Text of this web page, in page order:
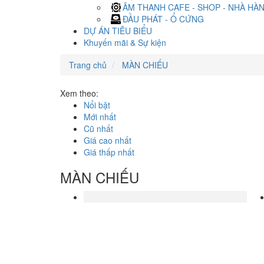
ÂM THANH CAFE - SHOP - NHÀ
ĐẦU PHÁT - Ổ CỨNG
DỰ ÁN TIÊU BIỂU
Khuyến mãi & Sự kiện
Trang chủ
MÀN CHIẾU
Xem theo:
Nổi bật
Mới nhất
Cũ nhất
Giá cao nhất
Giá thấp nhất
MÀN CHIẾU